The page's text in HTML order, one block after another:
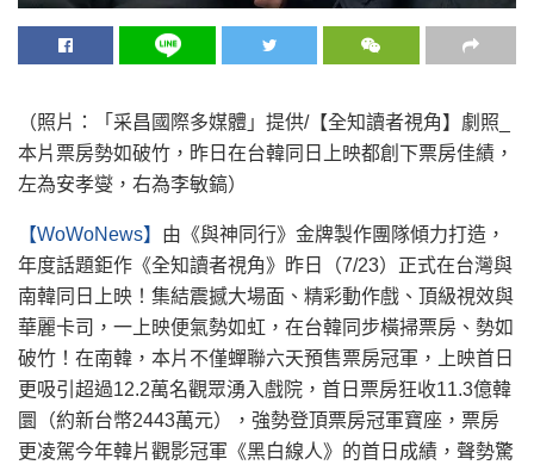
（照片：「采昌國際多媒體」提供/【全知讀者視角】劇照_
本片票房勢如破竹，昨日在台韓同日上映都創下票房佳績，
左為安孝燮，右為李敏鎬）
【WoWoNews】 由《與神同行》金牌製作團隊傾力打造，
年度話題鉅作《全知讀者視角》昨日（7/23）正式在台灣與
南韓同日上映！集結震撼大場面、精彩動作戲、頂級視效與
華麗卡司，一上映便氣勢如虹，在台韓同步橫掃票房、勢如
破竹！在南韓，本片不僅蟬聯六天預售票房冠軍，上映首日
更吸引超過12.2萬名觀眾湧入戲院，首日票房狂收11.3億韓
圜（約新台幣2443萬元），強勢登頂票房冠軍寶座，票房
更凌駕今年韓片觀影冠軍《黑白線人》的首日成績，聲勢驚